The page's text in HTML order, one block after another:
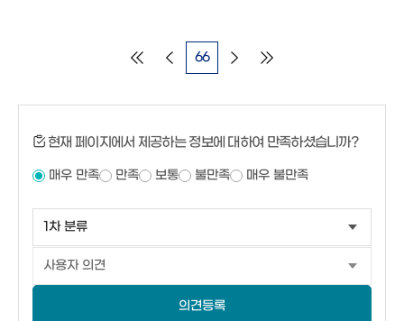
66
현재 페이지에서 제공하는 정보에 대하여 만족하셨습니까?
매우 만족 만족 보통 불만족 매우 불만족
의견등록